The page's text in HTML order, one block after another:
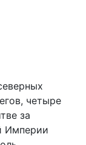
четыре
за
Империи